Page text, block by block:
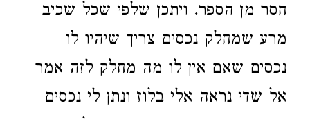
חסר מן הספר. ויתכן שלפי שכל שכיב
מרע שמחלק נכסים צריך שיהיו לו
נכסים שאם אין לו מה מחלק לזה אמר
אל שדי נראה אלי בלוז ונתן לי נכסים